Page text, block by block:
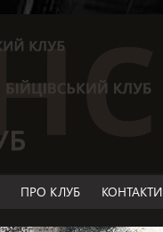
ПРО КЛУБ КОНТАКТИ